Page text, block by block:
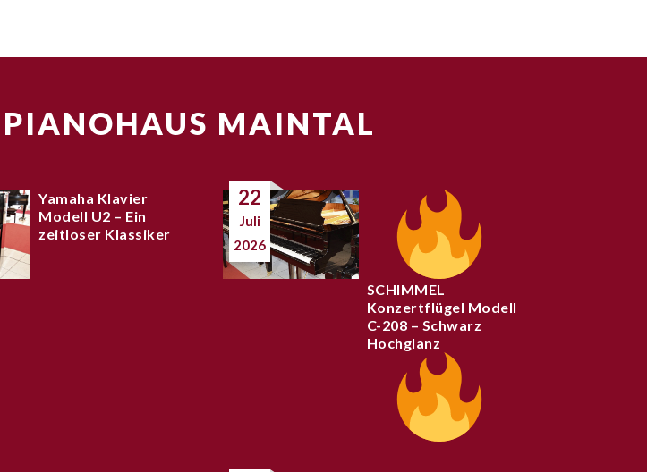
MAINTAL
Yamaha Klavier
Modell U2 – Ein
zeitloser Klassiker
22
Juli
2026
SCHIMMEL
Konzertflügel Modell
C-208 – Schwarz
Hochglanz